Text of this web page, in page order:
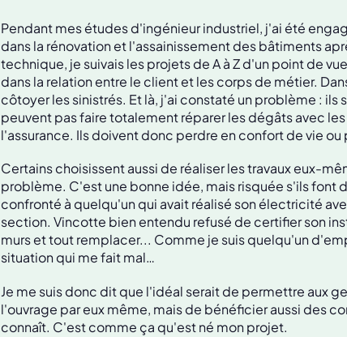
Pendant mes études d'ingénieur industriel, j'ai été
dans la rénovation et l'assainissement des bâtiments
technique, je suivais les projets de A à Z d'un point de
dans la relation entre le client et les corps de métier.
côtoyer les sinistrés. Et là, j'ai constaté un problème : ils
peuvent pas faire totalement réparer les dégâts avec
l'assurance. Ils doivent donc perdre en confort de vie ou
Certains choisissent aussi de réaliser les travaux eux-
problème. C'est une bonne idée, mais risquée s'ils font
confronté à quelqu'un qui avait réalisé son électricité
section. Vincotte bien entendu refusé de certifier son
murs et tout remplacer... Comme je suis quelqu'un
situation qui me fait mal…
Je me suis donc dit que l'idéal serait de permettre aux
l'ouvrage par eux même, mais de bénéficier aussi des
connaît. C'est comme ça qu'est né mon projet.